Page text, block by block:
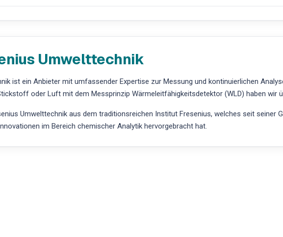
Umwelttechnik
ist ein Anbieter mit umfassender Expertise zur Messung und kontinuierlichen
oder Luft mit dem Messprinzip Wärmeleitfähigkeitsdetektor (WLD) haben wir
Umwelttechnik aus dem traditionsreichen Institut Fresenius, welches seit seiner
im Bereich chemischer Analytik hervorgebracht hat.